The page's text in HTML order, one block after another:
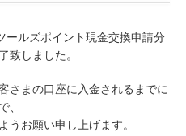
ールズポイント現金交換申請分
致しました。
さまの口座に入金されるまでに
、
うお願い申し上げます。